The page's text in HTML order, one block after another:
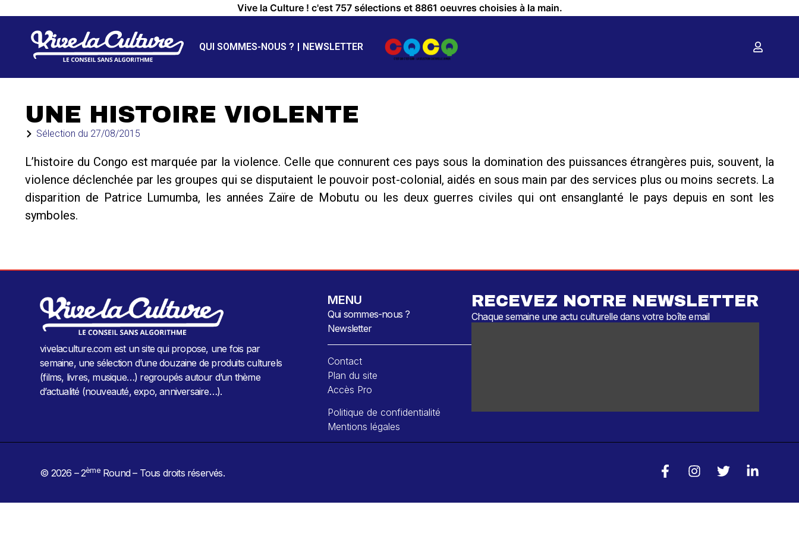
Vive la Culture ! c'est 757 sélections et 8861 oeuvres choisies à la main.
QUI SOMMES-NOUS ? NEWSLETTER
UNE HISTOIRE VIOLENTE
Sélection du 27/08/2015
L’histoire du Congo est marquée par la violence. Celle que connurent ces pays sous la domination des puissances étrangères puis, souvent, la
violence déclenchée par les groupes qui se disputaient le pouvoir post-colonial, aidés en sous main par des services plus ou moins secrets. La
disparition de Patrice Lumumba, les années Zaïre de Mobutu ou les deux guerres civiles qui ont ensanglanté le pays depuis en sont les
symboles.
vivelaculture.com est un site qui propose, une fois par
semaine, une sélection d’une douzaine de produits culturels
(films, livres, musique…) regroupés autour d’un thème
d’actualité (nouveauté, expo, anniversaire…).
MENU
Qui sommes-nous ?
Newsletter
Contact
Plan du site
Accès Pro
Politique de confidentialité
Mentions légales
RECEVEZ NOTRE NEWSLETTER
Chaque semaine une actu culturelle dans votre boîte email
© 2026 – 2èmeRound – Tous droits réservés.